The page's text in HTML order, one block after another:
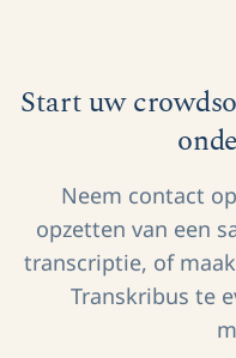
Start uw
Neem contact
opzetten van een
transcriptie, of
Transkribus te